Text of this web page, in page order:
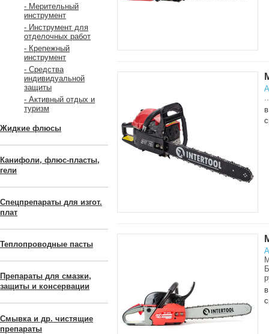
- Мерительный
инструмент
- Инструмент для
отделочных работ
- Крепежный
инструмент
- Средства
индивидуальной
защиты
- Активный отдых и
туризм
Жидкие флюсы
Канифоли, флюс-пласты,
гели
Спецпрепараты для изгот.
плат
Теплопроводные пасты
Препараты для смазки,
защиты и консервации
Смывка и др. чистящие
препараты
..